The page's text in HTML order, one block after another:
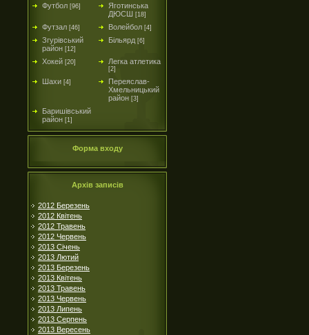
Футбол [96]
Яготинська
ДЮСШ [18]
Футзал [46] Волейбол [4]
Згурівський
район [12]
Більярд [6]
Хокей [20] Легка атлетика
[2]
Шахи [4]
Переяслав-
Хмельницький
район [3]
Баришівський
район [1]
Форма входу
Архів записів
2012 Березень
2012 Квітень
2012 Травень
2012 Червень
2013 Січень
2013 Лютий
2013 Березень
2013 Квітень
2013 Травень
2013 Червень
2013 Липень
2013 Серпень
2013 Вересень